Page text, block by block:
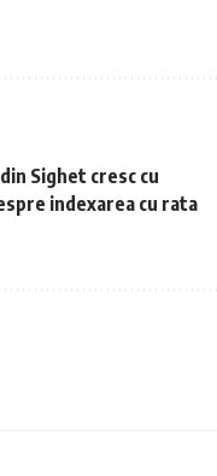
Sighet cresc cu
indexarea cu rata